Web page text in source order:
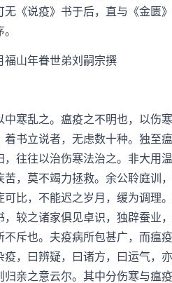
无《说疫》书于后，直与《金匮
山年眷世弟刘嗣宗撰
乱之。瘟疫之不明也，以伤寒
书立说者，无虑数十种。独至
往往以治伤寒法治之。非大用
，莫不竭力拯救。余公聆庭训
可比，不能迟之岁月，缓为调理
较之诸家俱见卓识，独辟蚕业
斥也。夫疫病所包甚广，而瘟
疫，曰辨疑，曰诸方，曰运气，
亲之意云尔。其中分伤寒与瘟